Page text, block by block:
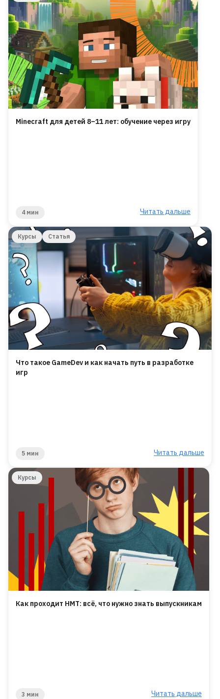
Minecraft для детей 8–11 лет: обучение через игру
4 мин Читать дальше
Курсы Статья
Что такое GameDev и как начать путь в разработке
игр
5 мин Читать дальше
Курсы
Как проходит НМТ: всё, что нужно знать выпускникам
3 мин Читать дальше
Для детей от 8 до 13 лет
ЛЕТНЯЯ МАСТЕРСКАЯ GOITEENS